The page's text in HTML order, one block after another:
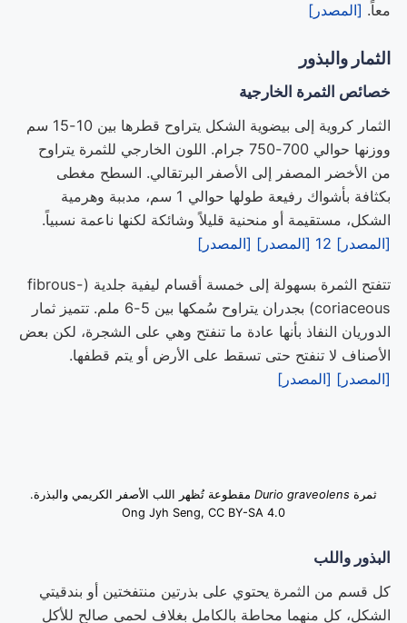
معاً. [المصدر]
الثمار والبذور
خصائص الثمرة الخارجية
الثمار كروية إلى بيضوية الشكل يتراوح قطرها بين 10-15 سم
ووزنها حوالي 700-750 جرام. اللون الخارجي للثمرة يتراوح
من الأخضر المصفر إلى الأصفر البرتقالي. السطح مغطى
بكثافة بأشواك رفيعة طولها حوالي 1 سم، مدببة وهرمية
الشكل، مستقيمة أو منحنية قليلاً وشائكة لكنها ناعمة نسبياً.
[المصدر] 12
[المصدر] [المصدر]
تتفتح الثمرة بسهولة إلى خمسة أقسام ليفية جلدية (fibrous-
coriaceous) بجدران يتراوح سُمكها بين 5-6 ملم. تتميز ثمار
الدوريان النفاذ بأنها عادة ما تنفتح وهي على الشجرة، لكن بعض
الأصناف لا تنفتح حتى تسقط على الأرض أو يتم قطفها.
[المصدر] [المصدر]
ثمرة Durio graveolens مقطوعة تُظهر اللب الأصفر الكريمي والبذرة.
Ong Jyh Seng, CC BY-SA 4.0
البذور واللب
كل قسم من الثمرة يحتوي على بذرتين منتفختين أو بندقيتي
الشكل، كل منهما محاطة بالكامل بغلاف لحمي صالح للأكل